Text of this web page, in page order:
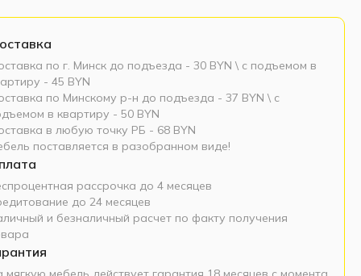
по г. Минск до подъезда - 30 BYN \ c подъемом в
- 45 BYN
по Минскому р-н до подъезда - 37 BYN \ c
в квартиру - 50 BYN
в любую точку РБ - 68 BYN
поставляется в разобранном виде!
рассрочка до 4 месяцев
до 24 месяцев
и безналичный расчет по факту получения